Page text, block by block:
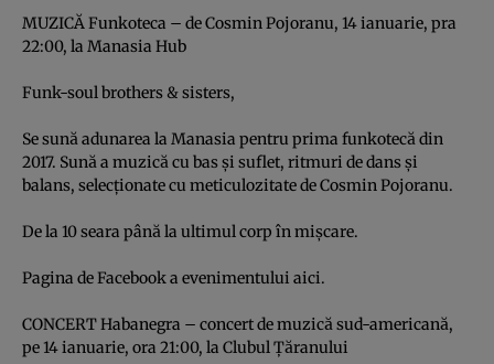
MUZICĂ Funkoteca – de Cosmin Pojoranu, 14 ianuarie, pra
22:00, la Manasia Hub
Funk-soul brothers & sisters,
Se sună adunarea la Manasia pentru prima funkotecă din
2017. Sună a muzică cu bas şi suflet, ritmuri de dans şi
balans, selecţionate cu meticulozitate de Cosmin Pojoranu.
De la 10 seara până la ultimul corp în mişcare.
Pagina de Facebook a evenimentului aici.
CONCERT Habanegra – concert de muzică sud-americană,
pe 14 ianuarie, ora 21:00, la Clubul Ţăranului